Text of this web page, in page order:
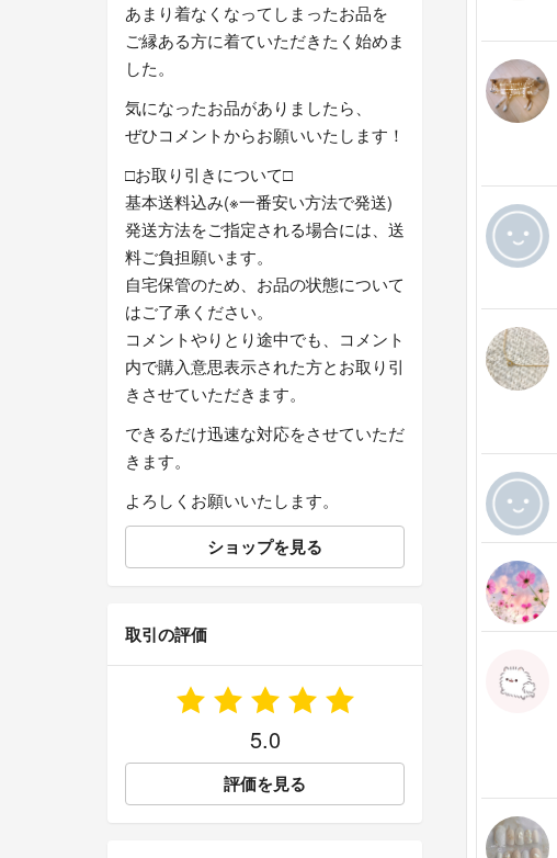
あまり着なくなってしまったお品を
ご縁ある方に着ていただきたく始めま
した。
気になったお品がありましたら、
ぜひコメントからお願いいたします！
□お取り引きについて□
基本送料込み(※一番安い方法で発送)
発送方法をご指定される場合には、送
料ご負担願います。
自宅保管のため、お品の状態について
はご了承ください。
コメントやりとり途中でも、コメント
内で購入意思表示された方とお取り引
きさせていただきます。
できるだけ迅速な対応をさせていただ
きます。
よろしくお願いいたします。
ショップを見る
取引の評価
5.0
評価を見る